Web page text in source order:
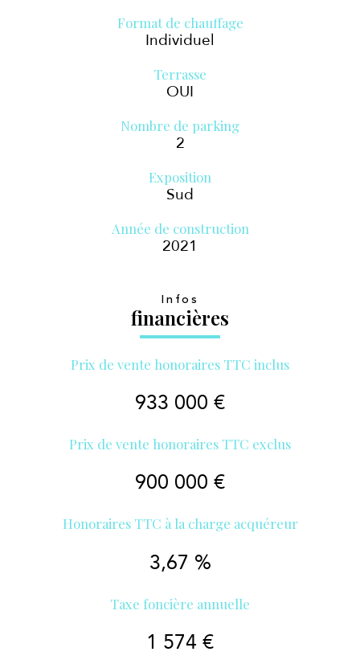
Format de chauffage
Individuel
Terrasse
OUI
Nombre de parking
2
Exposition
Sud
Année de construction
2021
Infos
financières
Prix de vente honoraires TTC inclus
933 000 €
Prix de vente honoraires TTC exclus
900 000 €
Honoraires TTC à la charge acquéreur
3,67 %
Taxe foncière annuelle
1 574 €